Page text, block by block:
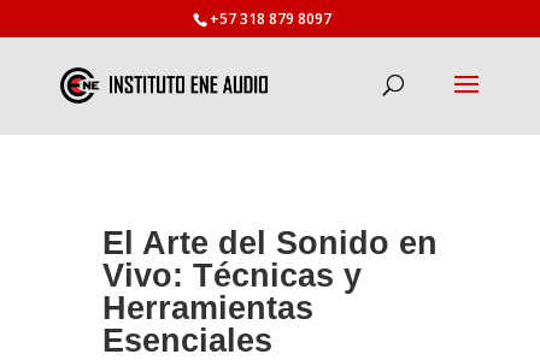
+57 318 879 8097
El Arte del Sonido en
Vivo: Técnicas y
Herramientas
Esenciales